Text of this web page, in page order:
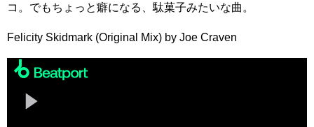
コ。でもちょっと癖になる、駄菓子みたいな曲。
Felicity Skidmark (Original Mix) by Joe Craven